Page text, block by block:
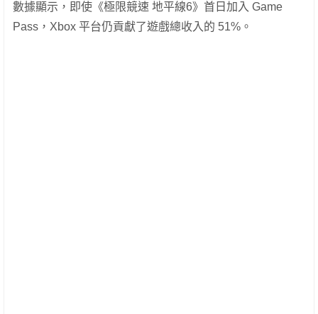
數據顯示，即使《極限競速 地平線6》首日加入 Game
Pass，Xbox 平台仍貢獻了遊戲總收入的 51%。